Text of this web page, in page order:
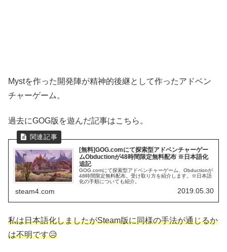
Mystを作った開発陣が精神的後継として作ったアドベン
チャーゲーム。
過去にGOG版を遊んだ記事はこちら。
[無料]GOG.comにて探索型アドベンチャーゲー
ムObductionが48時間限定無料配布 ※日本語化
追記
GOG.comにて探索型アドベンチャーゲーム、Obductionが
48時間限定無料配布。受け取り方を紹介します。※日本語
化の手順についても紹介。
steam4.com 2019.05.30
私は日本語化しましたがSteam版に同様の手法が通じるか
は不明です😥